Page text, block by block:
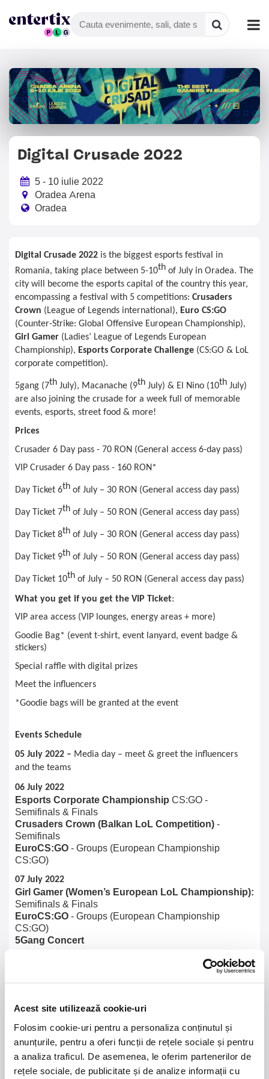
Acest site utilizează cookie-uri
Folosim cookie-uri pentru a personaliza conținutul și
anunțurile, pentru a oferi funcții de rețele sociale și pentru
a analiza traficul. De asemenea, le oferim partenerilor de
rețele sociale, de publicitate și de analize informații cu
Digital Crusade 2022 is the biggest esports festival in
Romania, taking place between 5-10th of July in Oradea. The
city will become the esports capital of the country this year,
encompassing a festival with 5 competitions: Crusaders
Crown (League of Legends international), Euro CS:GO
Girl Gamer (Ladies’ League of Legends European
Championship), Esports Corporate Challenge (CS:GO & LoL
corporate competition).
5gang (7th July), Macanache (9th July) & El Nino (10th July)
are also joining the crusade for a week full of memorable
events, esports, street food & more!
Prices
Crusader 6 Day pass - 70 RON (General access 6-day pass)
VIP Crusader 6 Day pass - 160 RON*
Day Ticket 6th of July – 30 RON (General access day pass)
Day Ticket 7th of July – 50 RON (General access day pass)
Day Ticket 8th of July – 30 RON (General access day pass)
Day Ticket 9th of July – 50 RON (General access day pass)
Day Ticket 10th of July – 50 RON (General access day pass)
What you get if you get the VIP Ticket:
VIP area access (VIP lounges, energy areas + more)
Goodie Bag* (event t-shirt, event lanyard, event badge &
stickers)
Special raffle with digital prizes
Meet the influencers
*Goodie bags will be granted at the event
Events Schedule
05 July 2022 – Media day – meet & greet the influencers
and the teams
06 July 2022
Esports Corporate Championship CS:GO -
Semifinals & Finals
Crusaders Crown (Balkan LoL Competition) -
Semifinals
EuroCS:GO - Groups (European Championship
CS:GO)
07 July 2022
Semifinals & Finals
EuroCS:GO - Groups (European Championship
CS:GO)
5Gang Concert
LoL Semifinals &
Finals
EuroCS:GO - Groups (European Championship
09 July 2022
EuroCS:GO – Semifinals (European Championship
CS:GO)
Macanache Concert
Digital Crusade 2022
5 - 10 iulie 2022
Oradea Arena
Oradea